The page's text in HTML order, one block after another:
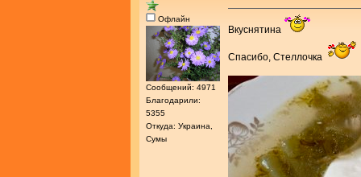
Офлайн
Сообщений: 4971
Благодарили:
5355
Откуда: Украина,
Сумы
Вкуснятина
Спасибо, Стеллочка